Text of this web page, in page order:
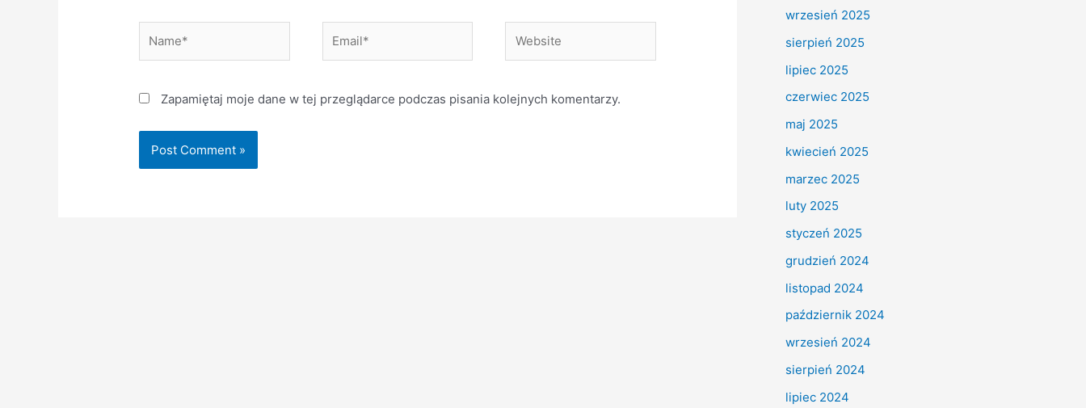
Zapamiętaj moje dane w tej przeglądarce podczas pisania kolejnych komentarzy.
wrzesień 2025
sierpień 2025
lipiec 2025
czerwiec 2025
maj 2025
kwiecień 2025
marzec 2025
luty 2025
styczeń 2025
grudzień 2024
listopad 2024
październik 2024
wrzesień 2024
sierpień 2024
lipiec 2024